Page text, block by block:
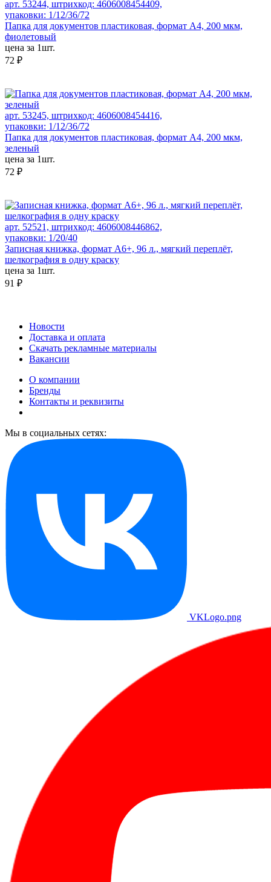
арт. 53244, штрихкод: 4606008454409,
упаковки: 1/12/36/72
Папка для документов пластиковая, формат А4, 200 мкм,
фиолетовый
цена за 1шт.
72 ₽
арт. 53245, штрихкод: 4606008454416,
упаковки: 1/12/36/72
Папка для документов пластиковая, формат А4, 200 мкм,
зеленый
цена за 1шт.
72 ₽
арт. 52521, штрихкод: 4606008446862,
упаковки: 1/20/40
Записная книжка, формат А6+, 96 л., мягкий переплёт,
шелкография в одну краску
цена за 1шт.
91 ₽
Новости
Доставка и оплата
Скачать рекламные материалы
Вакансии
О компании
Бренды
Контакты и реквизиты
Мы в социальных сетях:
VKLogo.png